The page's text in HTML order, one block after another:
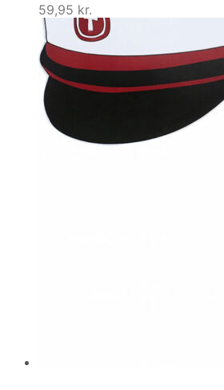
59,95 kr.